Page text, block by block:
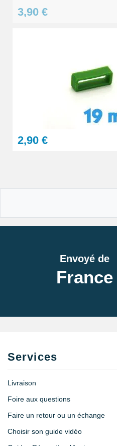
3,90 €
2,90 €
Envoyé de
France
Services
Livraison
Foire aux questions
Faire un retour ou un échange
Choisir son guide vidéo